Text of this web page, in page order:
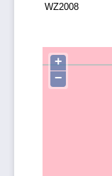
WZ2008
+
−